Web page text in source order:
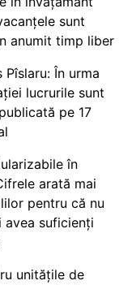
sunt
anumit timp liber
În urma
lucrurile sunt
pe 17
în
arată mai
pentru că nu
avea suficienți
unitățile de